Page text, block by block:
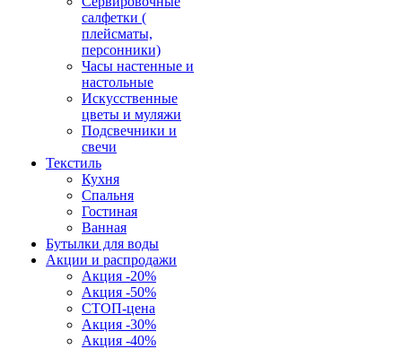
салфетки (
плейсматы,
персонники)
Часы настенные и
настольные
Искусственные
цветы и муляжи
Подсвечники и
свечи
Текстиль
Кухня
Спальня
Гостиная
Ванная
Бутылки для воды
Акции и распродажи
Акция -20%
Акция -50%
СТОП-цена
Акция -30%
Акция -40%